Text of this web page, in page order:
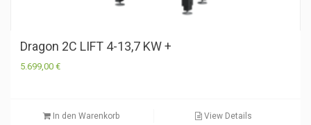
Dragon 2C LIFT 4-13,7 KW +
5.699,00 €
In den Warenkorb View Details